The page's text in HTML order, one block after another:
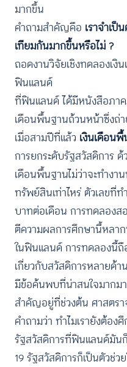
มากขึ้น
คำถามสำคัญคือ เราจำเป็
เทียมกันมากขึ้นหรือไม่ ?
ถอดงานวิจัยเชิงทดลองเงิ
ฟินแลนด์
ที่ฟินแลนด์ ได้มีหนังสือภา
เดือนพื้นฐานถ้วนหน้าซึ่งถ่
เมื่อสามปีที่แล้ว เงินเดือน
การยกระดับรัฐสวัสดิการ
เดือนพื้นฐานไม่ว่าจะทำงา
ทรัพย์สินเท่าไหร่ ตัวเลขที่
บาทต่อเดือน การทดลองส
ตีความผลการศึกษานี้หลา
ในฟินแลนด์ การทดลองนี้ถื
เกี่ยวกับสวัสดิการหลายด้า
มีข้อค้นพบที่น่าสนใจมากม
สำคัญอยู่ที่ช่วงต้น ศาสตรา
คำถามว่า ทำไมเรายังต้อง
รัฐสวัสดิการที่ฟินแลนด์มัน
19 รัฐสวัสดิการก็เป็นตัวช่ว